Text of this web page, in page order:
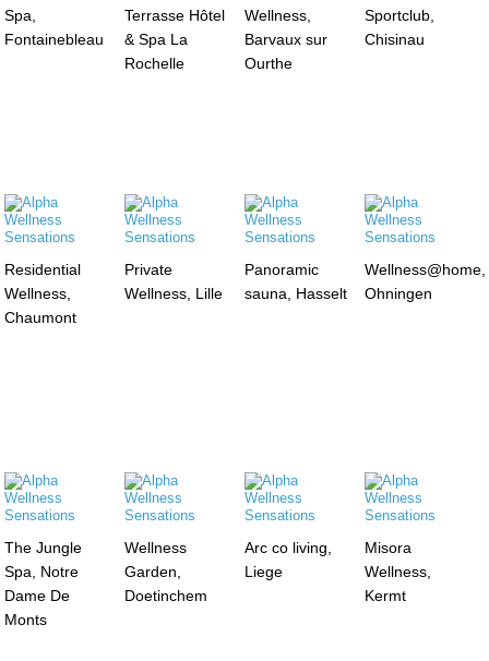
Spa,
Fontainebleau
Terrasse Hôtel
& Spa La
Rochelle
Wellness,
Barvaux sur
Ourthe
Sportclub,
Chisinau
Residential
Wellness,
Chaumont
Private
Wellness, Lille
Panoramic
sauna, Hasselt
Wellness@home,
Ohningen
The Jungle
Spa, Notre
Dame De
Monts
Wellness
Garden,
Doetinchem
Arc co living,
Liege
Misora
Wellness,
Kermt